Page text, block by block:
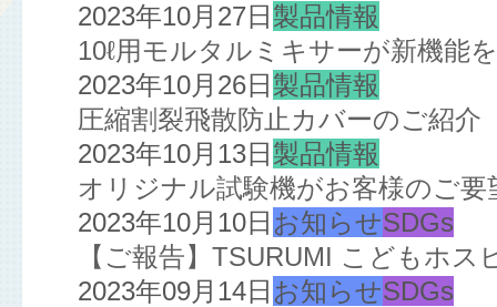
2023年10月27日 製品情報
10ℓ用モルタルミキサーが新機能
2023年10月26日 製品情報
圧縮割裂飛散防止カバーのご紹介
2023年10月13日 製品情報
オリジナル試験機がお客様のご要
2023年10月10日 お知らせSDGs
【ご報告】TSURUMI こどもホ
2023年09月14日 お知らせSDGs